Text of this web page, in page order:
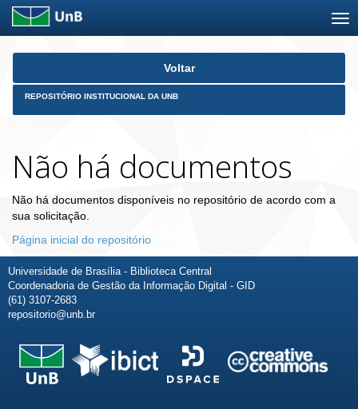
Skip
Voltar
REPOSITÓRIO INSTITUCIONAL DA UNB
Não há documentos
Não há documentos disponíveis no repositório de acordo com a
sua solicitação.
Página inicial do repositório
Universidade de Brasília - Biblioteca Central
Coordenadoria de Gestão da Informação Digital - GID
(61) 3107-2683
repositorio@unb.br